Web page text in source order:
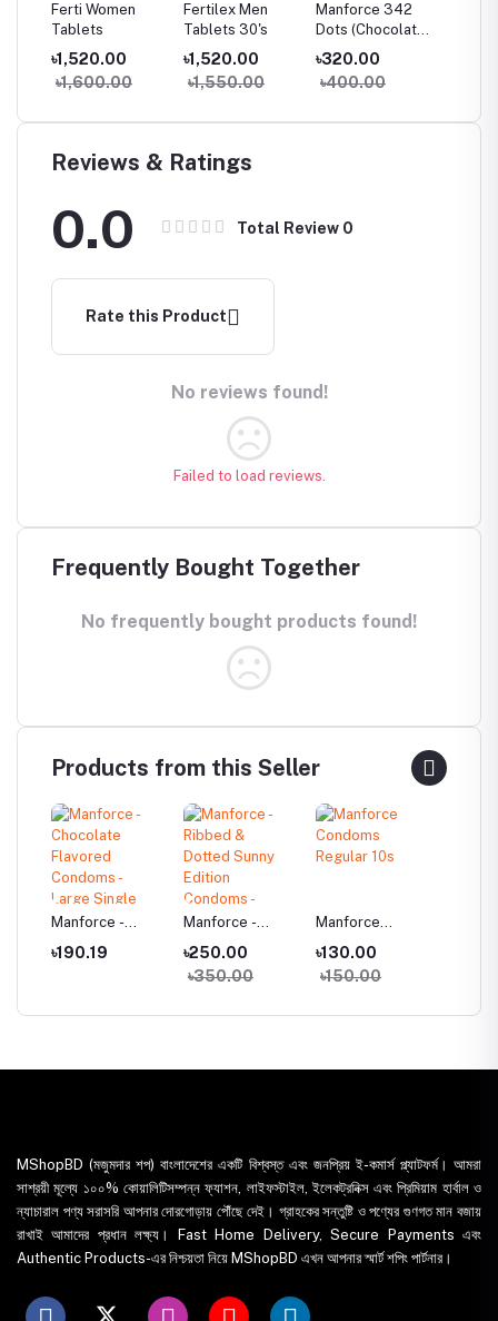
Ferti Women
Tablets
৳1,520.00
৳1,600.00
Fertilex Men
Tablets 30's
৳1,520.00
৳1,550.00
Manforce 342
Dots (Chocolate)
10's Pack
৳320.00
৳400.00
Reviews & Ratings
0.0 Total Review 0
Rate this Product
No reviews found!
Failed to load reviews.
Frequently Bought Together
No frequently bought products found!
Products from this Seller
Manforce -
Chocolate
Flavored
৳190.19
Manforce -
Ribbed & Dotted
Sunny Edition
Condoms -
৳250.00
৳350.00
Manforce
Condoms
Regular 10s
৳130.00
৳150.00
MShopBD (মজুমদার শপ) বাংলাদেশের একটি বিশ্বস্ত এবং জনপ্রিয় ই-কমার্স প্ল্যাটফর্ম। আমরা
সাশ্রয়ী মূল্যে ১০০% কোয়ালিটিসম্পন্ন ফ্যাশন, লাইফস্টাইল, ইলেকট্রনিক্স এবং প্রিমিয়াম হার্বাল ও
ন্যাচারাল পণ্য সরাসরি আপনার দোরগোড়ায় পৌঁছে দেই। গ্রাহকের সন্তুষ্টি ও পণ্যের গুণগত মান বজায়
রাখাই আমাদের প্রধান লক্ষ্য। Fast Home Delivery, Secure Payments এবং
Authentic Products-এর নিশ্চয়তা নিয়ে MShopBD এখন আপনার স্মার্ট শপিং পার্টনার।